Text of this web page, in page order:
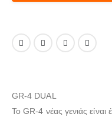
GR-4 DUAL
Το GR-4 νέας γενιάς